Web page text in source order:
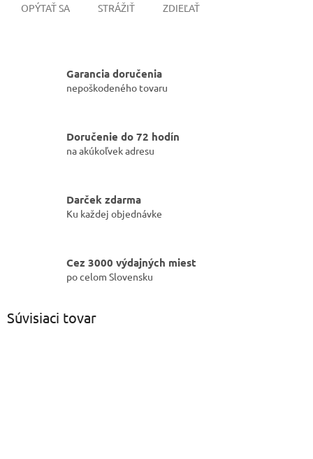
OPÝTAŤ SA STRÁŽIŤ ZDIEĽAŤ
Garancia doručenia
nepoškodeného tovaru
Doručenie do 72 hodín
na akúkoľvek adresu
Darček zdarma
Ku každej objednávke
Cez 3000 výdajných miest
po celom Slovensku
Súvisiaci tovar